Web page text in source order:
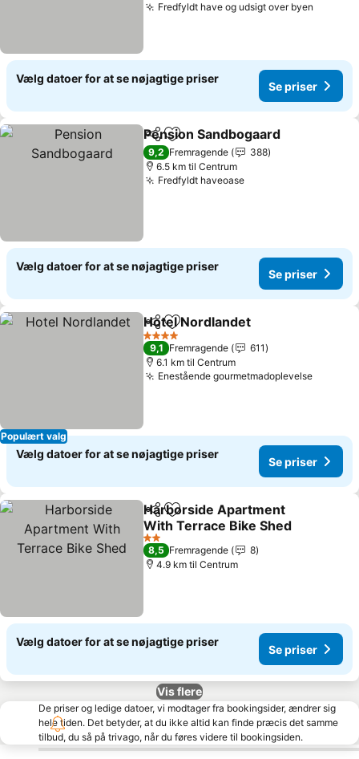
Fredfyldt have og udsigt over byen
Vælg datoer for at se nøjagtige priser
Se priser
Del Føj til favoritter
Pension Sandbogaard
9,2 Fremragende
388
6.5 km til Centrum
Fredfyldt haveoaseSe priser
Vælg datoer for at se nøjagtige priser
Se priser
Populært valg
Del Føj til favoritter
Hotel Nordlandet
4 Stjerner
9,1 Fremragende
611
6.1 km til Centrum
Enestående gourmetmadoplevelseSe
Vælg datoer for at se nøjagtige priser
Se priser
Del Føj til favoritter
Harborside Apartment
With Terrace Bike Shed
Se priser
2 Stjerner
8,5 Fremragende
8
4.9 km til Centrum
Vælg datoer for at se nøjagtige priser
Se priser
Vis flere
De priser og ledige datoer, vi modtager fra bookingsider, ændrer sig
hele tiden. Det betyder, at du ikke altid kan finde præcis det samme
tilbud, du så på trivago, når du føres videre til bookingsiden.